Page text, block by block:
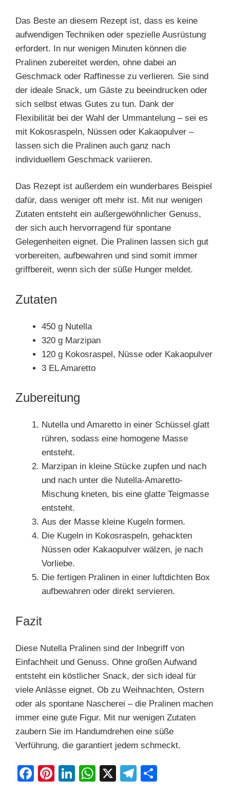
Das Beste an diesem Rezept ist, dass es keine
aufwendigen Techniken oder spezielle Ausrüstung
erfordert. In nur wenigen Minuten können die
Pralinen zubereitet werden, ohne dabei an
Geschmack oder Raffinesse zu verlieren. Sie sind
der ideale Snack, um Gäste zu beeindrucken oder
sich selbst etwas Gutes zu tun. Dank der
Flexibilität bei der Wahl der Ummantelung – sei es
mit Kokosraspeln, Nüssen oder Kakaopulver –
lassen sich die Pralinen auch ganz nach
individuellem Geschmack variieren.
Das Rezept ist außerdem ein wunderbares Beispiel
dafür, dass weniger oft mehr ist. Mit nur wenigen
Zutaten entsteht ein außergewöhnlicher Genuss,
der sich auch hervorragend für spontane
Gelegenheiten eignet. Die Pralinen lassen sich gut
vorbereiten, aufbewahren und sind somit immer
griffbereit, wenn sich der süße Hunger meldet.
Zutaten
450 g Nutella
320 g Marzipan
120 g Kokosraspel, Nüsse oder Kakaopulver
3 EL Amaretto
Zubereitung
Nutella und Amaretto in einer Schüssel glatt
rühren, sodass eine homogene Masse
entsteht.
Marzipan in kleine Stücke zupfen und nach
und nach unter die Nutella-Amaretto-
Mischung kneten, bis eine glatte Teigmasse
entsteht.
Aus der Masse kleine Kugeln formen.
Die Kugeln in Kokosraspeln, gehackten
Nüssen oder Kakaopulver wälzen, je nach
Vorliebe.
Die fertigen Pralinen in einer luftdichten Box
aufbewahren oder direkt servieren.
Fazit
Diese Nutella Pralinen sind der Inbegriff von
Einfachheit und Genuss. Ohne großen Aufwand
entsteht ein köstlicher Snack, der sich ideal für
viele Anlässe eignet. Ob zu Weihnachten, Ostern
oder als spontane Nascherei – die Pralinen machen
immer eine gute Figur. Mit nur wenigen Zutaten
zaubern Sie im Handumdrehen eine süße
Verführung, die garantiert jedem schmeckt.
F
Pi
Li
W
X
T